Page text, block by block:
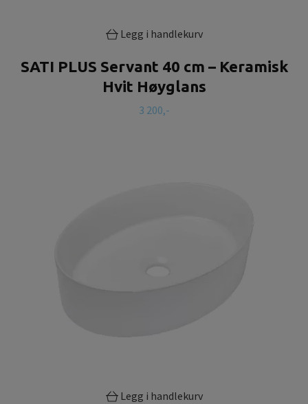
Legg i handlekurv
SATI PLUS Servant 40 cm – Keramisk
Hvit Høyglans
3 200,-
Legg i handlekurv